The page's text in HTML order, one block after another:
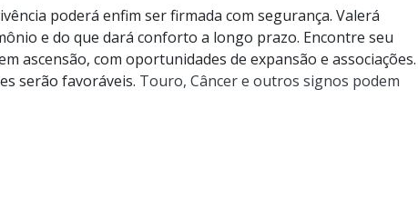
poderá enfim ser firmada com segurança. Valerá
e do que dará conforto a longo prazo. Encontre seu
ascensão, com oportunidades de expansão e associações.
serão favoráveis. Touro, Câncer e outros signos podem